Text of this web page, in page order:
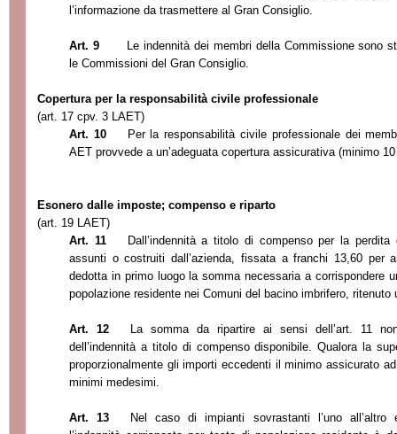
l’informazione da trasmettere al Gran Consiglio.
Art. 9
Le indennità dei membri della Commissione sono
le Commissioni del Gran Consiglio.
Copertura per la responsabilità civile professionale
(art. 17 cpv. 3 LAET)
Art. 10
Per la responsabilità civile professionale dei
AET provvede a un’adeguata copertura assicurativa (minimo
Esonero dalle imposte; compenso e riparto
(art. 19 LAET)
Art. 11
Dall’indennità a titolo di compenso per la
assunti o costruiti dall’azienda, fissata a franchi 13,60 per
dedotta in primo luogo la somma necessaria a corrispondere
popolazione residente nei Comuni del bacino imbrifero, ritenuto
Art. 12
La somma da ripartire ai sensi dell’art. 11
dell’indennità a titolo di compenso disponibile. Qualora la
proporzionalmente gli importi eccedenti il minimo assicurato
minimi medesimi.
Art. 13
Nel caso di impianti sovrastanti l’uno